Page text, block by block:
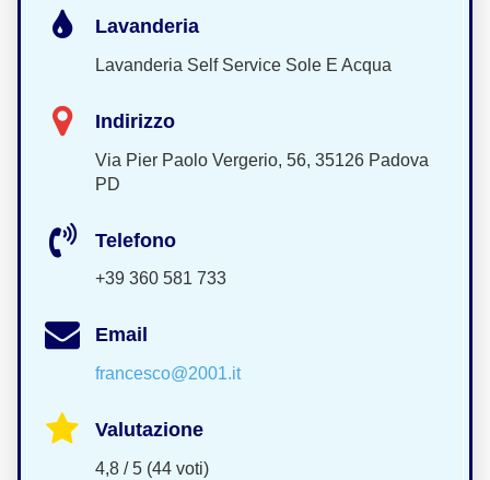
Lavanderia
Lavanderia Self Service Sole E Acqua
Indirizzo
Via Pier Paolo Vergerio, 56, 35126 Padova
PD
Telefono
+39 360 581 733
Email
francesco@2001.it
Valutazione
4,8 / 5 (44 voti)